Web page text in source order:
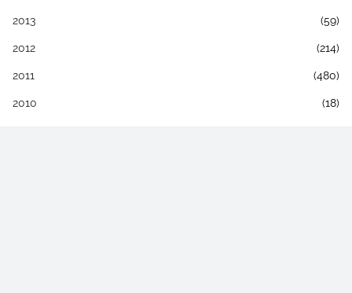
2013 (59)
2012 (214)
2011 (480)
2010 (18)